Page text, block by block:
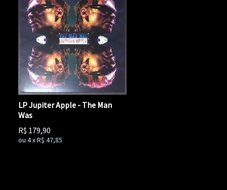
LP Jupiter Apple - The Man
Was
R$ 179,90
ou 4xR$ 47,85